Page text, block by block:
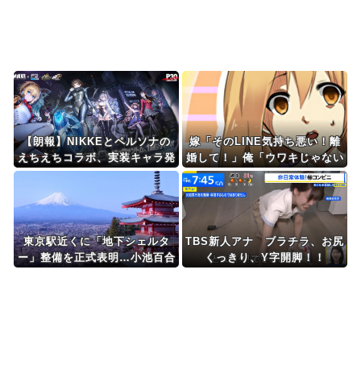
Powered by livedoor 相互RSS
【朗報】NIKKEとペルソナの
えちえちコラボ、実装キャラ発
表ｗｗｗ
嫁「そのLINE気持ち悪い！離
婚して！」俺「ウワキじゃない
のに？」→ママ友との雑談が原
因でまさかの展開に…
東京駅近くに「地下シェルタ
ー」整備を正式表明…小池百合
TBS新人アナ ブラチラ、お尻
くっきり、Y字開脚！！